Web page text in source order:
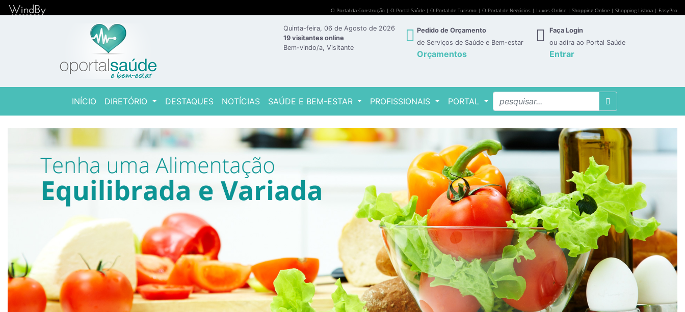
O Portal da Construção | O Portal Saúde | O Portal de Turismo | O Portal de Negócios | Luxos Online | Shopping Online | Shopping Lisboa | EasyPro
Quinta-feira, 06 de Agosto de 2026
19 visitantes online
Bem-vindo/a, Visitante
Pedido de Orçamento
de Serviços de Saúde e Bem-estar
Orçamentos
Faça Login
ou adira ao Portal Saúde
Entrar
INÍCIO(current)
DIRETÓRIO DESTAQUES NOTÍCIAS SAÚDE E BEM-ESTAR PROFISSIONAIS PORTAL